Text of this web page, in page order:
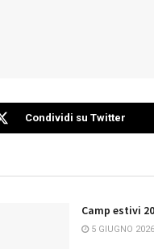
Condividi su Twitter
Camp estivi
5 GIUGNO 2026